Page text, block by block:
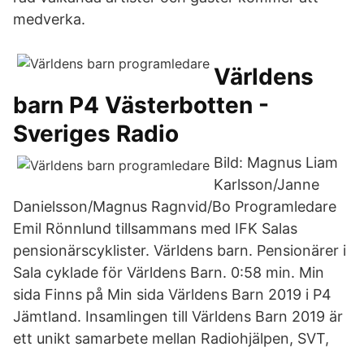
medverka.
Världens
barn P4 Västerbotten -
Sveriges Radio
Bild: Magnus Liam
Karlsson/Janne
Danielsson/Magnus Ragnvid/Bo Programledare
Emil Rönnlund tillsammans med IFK Salas
pensionärscyklister. Världens barn. Pensionärer i
Sala cyklade för Världens Barn. 0:58 min. Min
sida Finns på Min sida Världens Barn 2019 i P4
Jämtland. Insamlingen till Världens Barn 2019 är
ett unikt samarbete mellan Radiohjälpen, SVT,